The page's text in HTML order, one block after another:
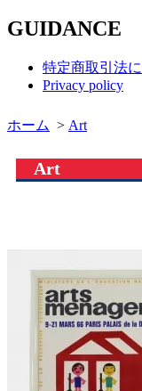
GUIDANCE
特定商取引法
Privacy policy
ホーム > Art
Art